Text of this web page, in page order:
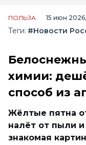
ПОЛЬЗА 15 июн 2026,
Теги: #Новости
химии:
способ из
Жёлтые пятна
налёт от пыли
знакомая